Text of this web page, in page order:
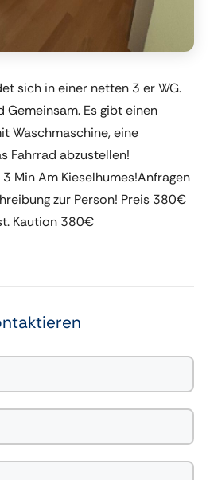
sich in einer netten 3 er WG.
Gemeinsam. Es gibt einen
Waschmaschine, eine
Fahrrad abzustellen!
Min Am Kieselhumes!Anfragen
zur Person! Preis 380€
Kaution 380€